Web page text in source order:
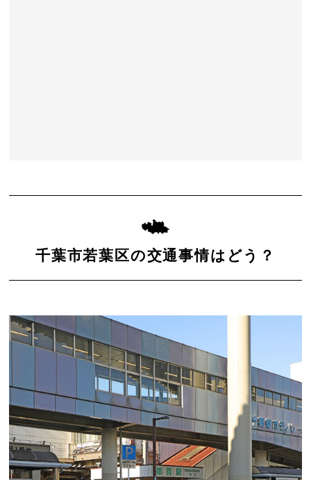
千葉市若葉区の交通事情はどう？